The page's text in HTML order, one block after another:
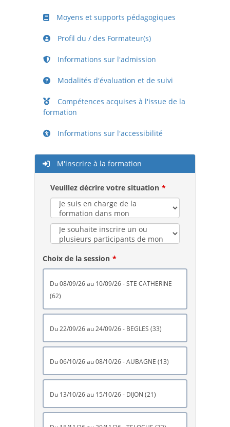
Moyens et supports pédagogiques
Profil du / des Formateur(s)
Informations sur l'admission
Modalités d'évaluation et de suivi
Compétences acquises à l'issue de la
formation
Informations sur l'accessibilité
M'inscrire à la formation
Veuillez décrire votre situation
Choix de la session
du 08/09/26 au 10/09/26 - STE CATHERINE
(62)
du 22/09/26 au 24/09/26 - BEGLES (33)
du 06/10/26 au 08/10/26 - AUBAGNE (13)
du 13/10/26 au 15/10/26 - DIJON (21)